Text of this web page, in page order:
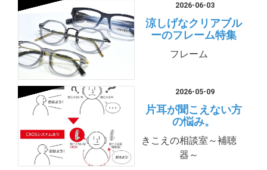
2026-06-03
涼しげなクリアブル
ーのフレーム特集
フレーム
2026-05-09
片耳が聞こえない方
の悩み。
きこえの相談室～補聴
器～